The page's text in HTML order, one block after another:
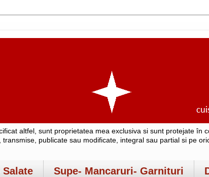
altfel, sunt proprietatea mea exclusiva si sunt protejate în
publicate sau modificate, integral sau partial si pe
Supe- Mancaruri- Garnituri